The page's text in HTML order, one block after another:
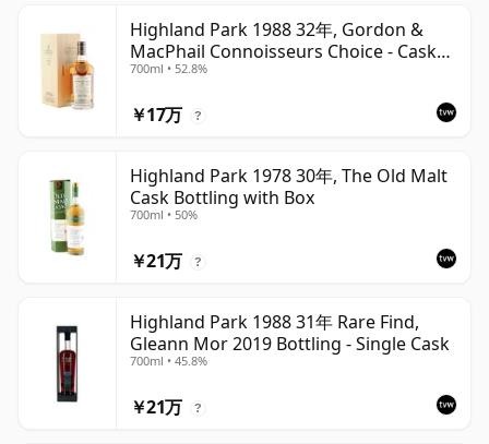
Highland Park 1988 32年, Gordon &
MacPhail Connoisseurs Choice - Cask
1284
700ml • 52.8%
￥17万 ?
Highland Park 1978 30年, The Old Malt
Cask Bottling with Box
700ml • 50%
￥21万 ?
Highland Park 1988 31年 Rare Find,
Gleann Mor 2019 Bottling - Single Cask
700ml • 45.8%
￥21万 ?